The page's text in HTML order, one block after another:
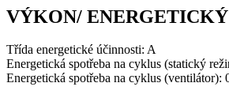
VÝKON/
Třída energetické účinnosti: A
Energetická spotřeba na cyklus (statický
Energetická spotřeba na cyklus (ventilátor):